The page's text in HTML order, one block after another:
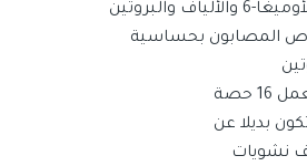
والبروتين
المصابون بحساسية
حصة
بديلا عن
نشويات